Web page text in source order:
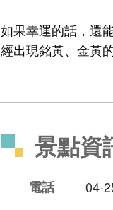
如果幸運的話，還
經出現銘黃、金黃
景點資
電話
04-